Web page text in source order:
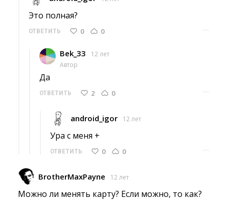
Это полная?
ОТВЕТИТЬ 0 0 ···
Bek_33
12 лет
Автор
Да
ОТВЕТИТЬ 2 0 ···
android_igor 12 лет
Ура с меня +
ОТВЕТИТЬ 0 0 ···
BrotherMaxPayne 12 лет
Можно ли менять карту? Если можно, то как?